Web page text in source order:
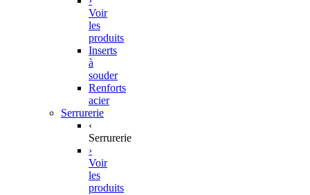
Voir
les
produits
Inserts
à
souder
Renforts
acier
Serrurerie
‹
Serrurerie
›
Voir
les
produits